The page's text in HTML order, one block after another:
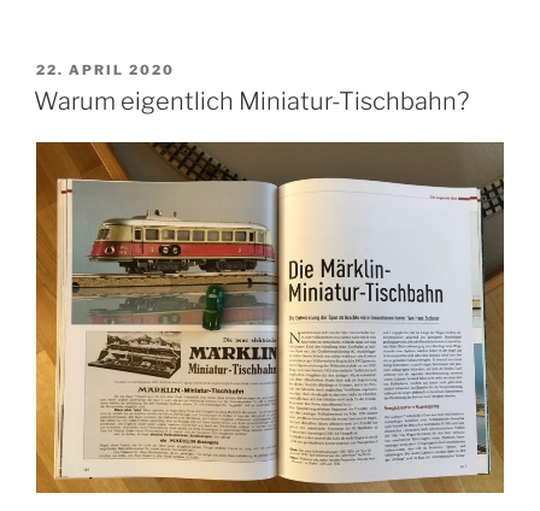
VERÖFFENTLICHT
AM
22. APRIL 2020
Warum eigentlich Miniatur-Tischbahn?